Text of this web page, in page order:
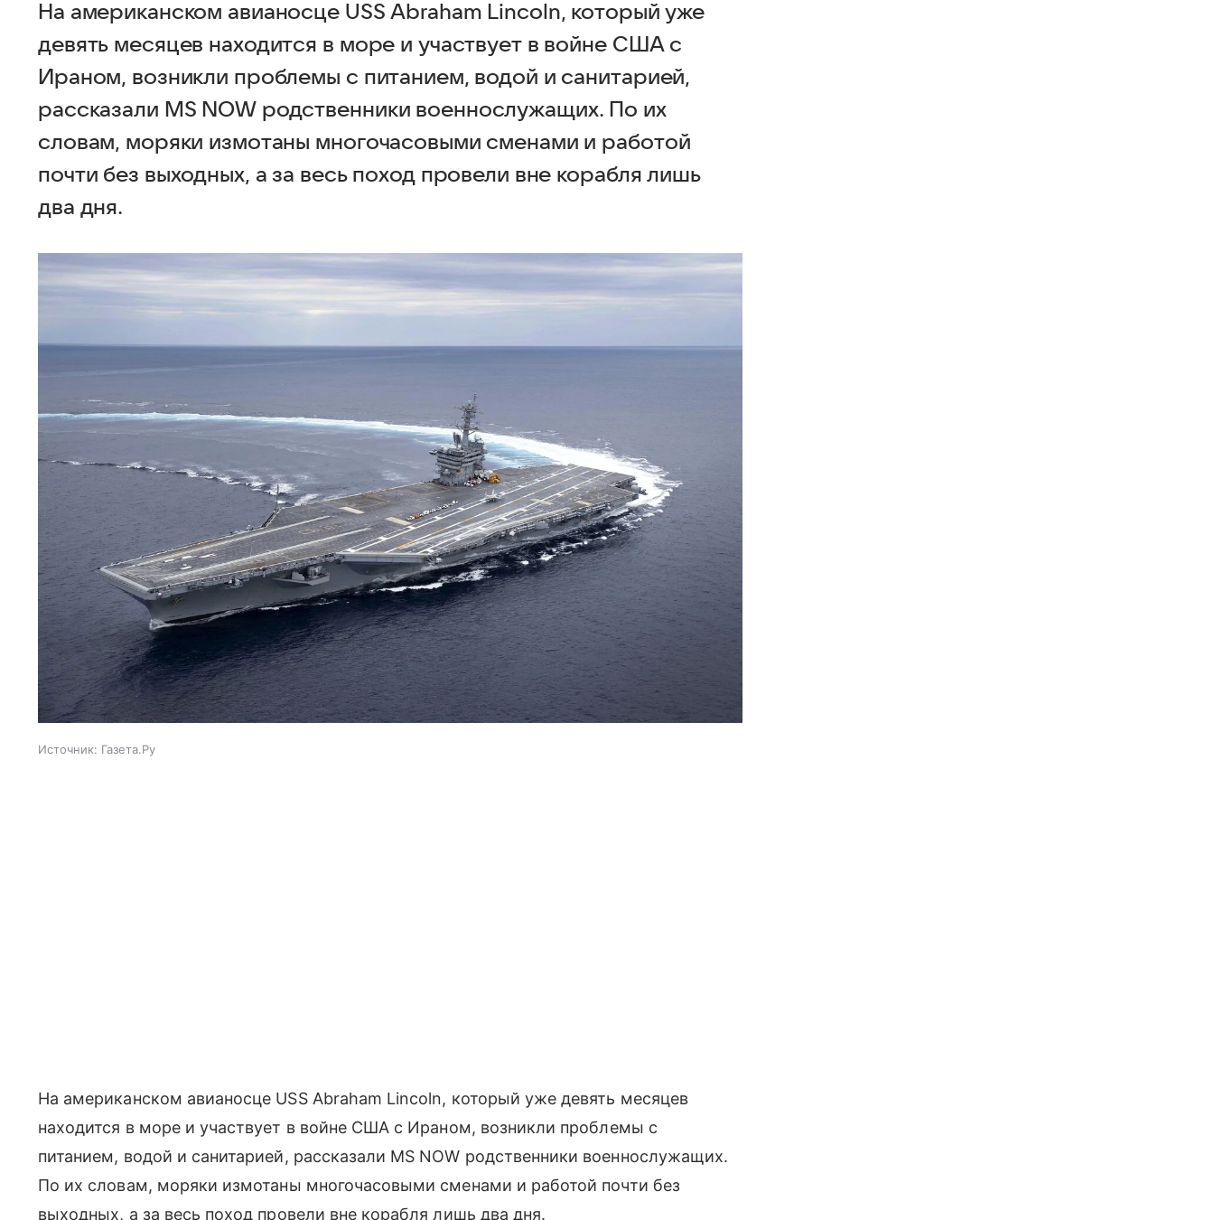
На американском авианосце USS Abraham Lincoln, который уже
девять месяцев находится в море и участвует в войне США с
Ираном, возникли проблемы с питанием, водой и санитарией,
рассказали MS NOW родственники военнослужащих. По их
словам, моряки измотаны многочасовыми сменами и работой
почти без выходных, а за весь поход провели вне корабля лишь
два дня.
Источник: Газета.Ру
На американском авианосце USS Abraham Lincoln, который уже девять месяцев
находится в море и участвует в войне США с Ираном, возникли проблемы с
питанием, водой и санитарией, рассказали MS NOW родственники военнослужащих.
По их словам, моряки измотаны многочасовыми сменами и работой почти без
выходных, а за весь поход провели вне корабля лишь два дня.